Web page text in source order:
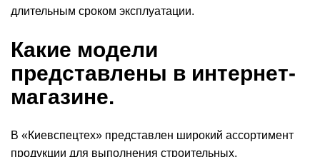
длительным сроком эксплуатации.
Какие модели
представлены в интернет-
магазине.
В «Киевспецтех» представлен широкий ассортимент
продукции для выполнения строительных,